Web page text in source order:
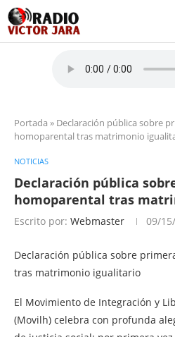
Portada » Declaración pública sobre
homoparental tras matrimonio
NOTICIAS
Declaración pública
homoparental tras
Escrito por: Webmaster 09/
Declaración pública sobre
tras matrimonio igualitario
El Movimiento de Integración y
(Movilh) celebra con profunda